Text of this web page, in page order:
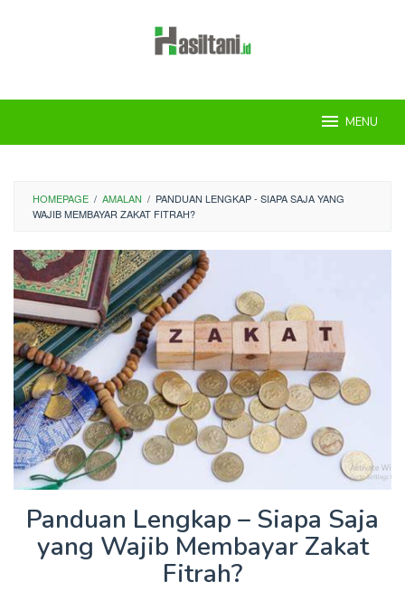
MENU
HOMEPAGE / AMALAN / PANDUAN LENGKAP - SIAPA SAJA YANG
WAJIB MEMBAYAR ZAKAT FITRAH?
Panduan Lengkap – Siapa Saja
yang Wajib Membayar Zakat
Fitrah?